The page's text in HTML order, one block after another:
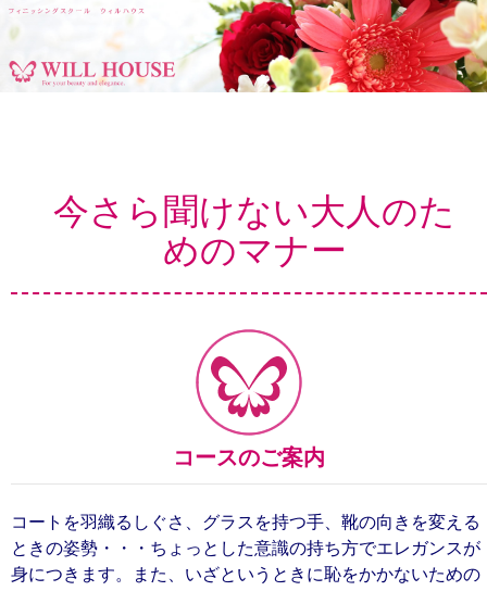
動
今さら聞けない大人のた
めのマナー
コースのご案内
コートを羽織るしぐさ、グラスを持つ手、靴の向きを変える
ときの姿勢・・・ちょっとした意識の持ち方でエレガンスが
身につきます。また、いざというときに恥をかかないための